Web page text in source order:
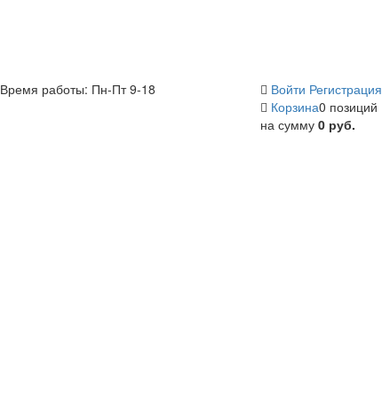
Время работы: Пн-Пт 9-18 Войти Регистрация
Корзина0 позиций
на сумму 0 руб.